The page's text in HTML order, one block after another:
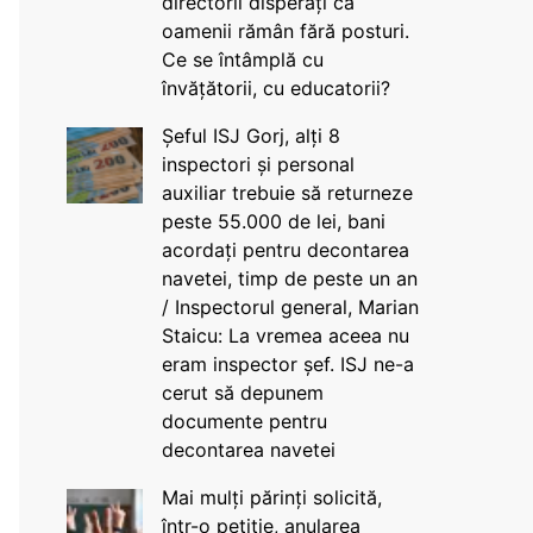
oamenii rămân fără posturi.
Ce se întâmplă cu
învățătorii, cu educatorii?
Șeful ISJ Gorj, alți 8
inspectori și personal
auxiliar trebuie să returneze
peste 55.000 de lei, bani
acordați pentru decontarea
navetei, timp de peste un an
/ Inspectorul general, Marian
Staicu: La vremea aceea nu
eram inspector șef. ISJ ne-a
cerut să depunem
documente pentru
decontarea navetei
Mai mulți părinți solicită,
într-o petiție, anularea